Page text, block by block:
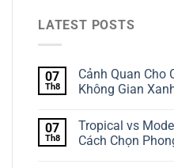
LATEST POSTS
07
Th8
Cảnh Quan Cho
Không Gian
07
Th8
Tropical vs
Cách Chọn